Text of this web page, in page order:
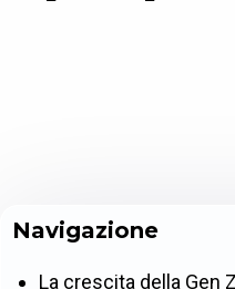
Navigazione
La crescita della Gen